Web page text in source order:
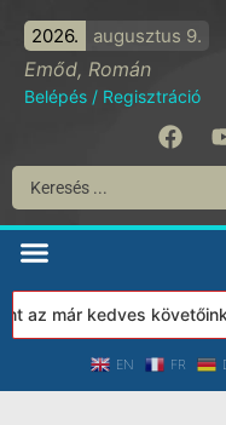
2026. augusztus 9.
Emőd, Román
Belépés / Regisztráció
kedves követőink
EN FR